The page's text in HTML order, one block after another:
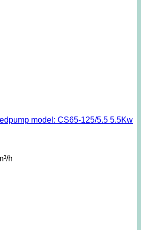
model: CS65-125/5.5 5.5Kw
h